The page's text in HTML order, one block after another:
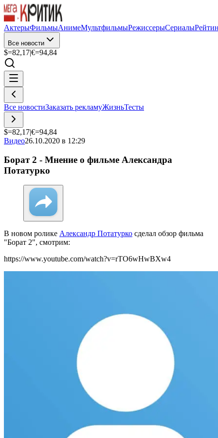
АктерыФильмыАнимеМультфильмыРежиссерыСериалы
Все новости
$=82,17|€=94,84
Все новостиЗаказать рекламуЖизньТесты
$=82,17|€=94,84
Видео26.10.2020 в 12:29
Борат 2 - Мнение о фильме Александра
Потатурко
В новом ролике Александр Потатурко сделал обзор фильма
"Борат 2", смотрим:
https://www.youtube.com/watch?v=rTO6wHwBXw4